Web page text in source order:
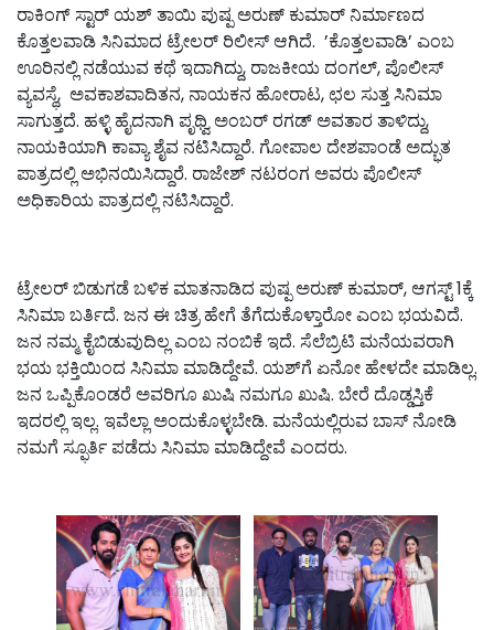
ರಾಕಿಂಗ್‌ ಸ್ಟಾರ್‌ ಯಶ್‌ ತಾಯಿ ಪುಷ್ಪ ಅರುಣ್‌ ಕುಮಾರ್‌ ನಿರ್ಮಾಣದ
ಕೊತ್ತಲವಾಡಿ ಸಿನಿಮಾದ ಟ್ರೇಲರ್‌ ರಿಲೀಸ್‌ ಆಗಿದೆ. ’ಕೊತ್ತಲವಾಡಿ’ ಎಂಬ
ಊರಿನಲ್ಲಿ ನಡೆಯುವ ಕಥೆ ಇದಾಗಿದ್ದು, ರಾಜಕೀಯ ದಂಗಲ್‌, ಪೊಲೀಸ್‌
ವ್ಯವಸ್ಥೆ, ಅವಕಾಶವಾದಿತನ, ನಾಯಕನ ಹೋರಾಟ, ಛಲ ಸುತ್ತ ಸಿನಿಮಾ
ಸಾಗುತ್ತದೆ. ಹಳ್ಳಿ ಹೈದನಾಗಿ ಪೃಥ್ವಿ ಅಂಬರ್‌ ರಗಡ್‌ ಅವತಾರ ತಾಳಿದ್ದು,
ನಾಯಕಿಯಾಗಿ ಕಾವ್ಯಾ ಶೈವ ನಟಿಸಿದ್ದಾರೆ. ಗೋಪಾಲ ದೇಶಪಾಂಡೆ ಅದ್ಭುತ
ಪಾತ್ರದಲ್ಲಿ ಅಭಿನಯಿಸಿದ್ದಾರೆ. ರಾಜೇಶ್ ನಟರಂಗ ಅವರು ಪೊಲೀಸ್
ಅಧಿಕಾರಿಯ ಪಾತ್ರದಲ್ಲಿ ನಟಿಸಿದ್ದಾರೆ.
ಟ್ರೇಲರ್‌ ಬಿಡುಗಡೆ ಬಳಿಕ ಮಾತನಾಡಿದ ಪುಷ್ಪ ಅರುಣ್‌ ಕುಮಾರ್‌, ಆಗಸ್ಟ್‌ 1ಕ್ಕೆ
ಸಿನಿಮಾ ಬರ್ತಿದೆ. ಜನ ಈ ಚಿತ್ರ ಹೇಗೆ ತೆಗೆದುಕೊಳ್ತಾರೋ ಎಂಬ ಭಯವಿದೆ.
ಜನ ನಮ್ಮ ಕೈಬಿಡುವುದಿಲ್ಲ ಎಂಬ ನಂಬಿಕೆ ಇದೆ. ಸೆಲೆಬ್ರಿಟಿ ಮನೆಯವರಾಗಿ
ಭಯ ಭಕ್ತಿಯಿಂದ ಸಿನಿಮಾ ಮಾಡಿದ್ದೇವೆ. ಯಶ್‌ಗೆ ಏನೋ ಹೇಳದೇ ಮಾಡಿಲ್ಲ.
ಜನ ಒಪ್ಪಿಕೊಂಡರೆ ಅವರಿಗೂ ಖುಷಿ ನಮಗೂ ಖುಷಿ. ಬೇರೆ ದೊಡ್ಡಸ್ತಿಕೆ
ಇದರಲ್ಲಿ ಇಲ್ಲ. ಇವೆಲ್ಲಾ ಅಂದುಕೊಳ್ಳಬೇಡಿ. ಮನೆಯಲ್ಲಿರುವ ಬಾಸ್‌ ನೋಡಿ
ನಮಗೆ ಸ್ಫೂರ್ತಿ ಪಡೆದು ಸಿನಿಮಾ ಮಾಡಿದ್ದೇವೆ ಎಂದರು.